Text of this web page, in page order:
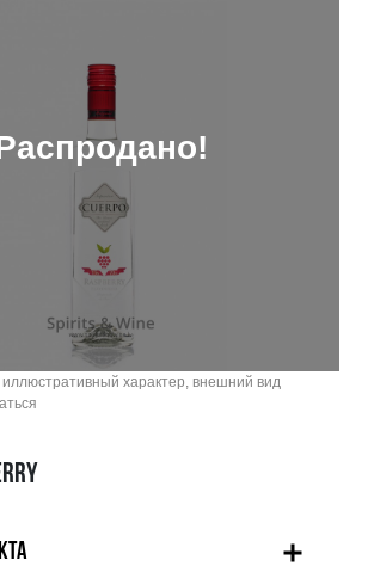
характер, внешний вид